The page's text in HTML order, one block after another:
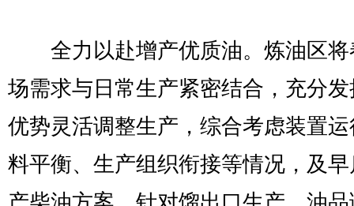
全力以赴增产优质油。炼油区将
场需求与日常生产紧密结合，充分
优势灵活调整生产，综合考虑装置
料平衡、生产组织衔接等情况，及